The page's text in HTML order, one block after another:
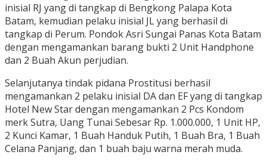
inisial RJ yang di tangkap di Bengkong Palapa Kota
Batam, kemudian pelaku inisial JL yang berhasil di
tangkap di Perum. Pondok Asri Sungai Panas Kota Batam
dengan mengamankan barang bukti 2 Unit Handphone
dan 2 Buah Akun perjudian.
Selanjutanya tindak pidana Prostitusi berhasil
mengamankan 2 pelaku inisial DA dan EF yang di tangkap
Hotel New Star dengan mengamankan 2 Pcs Kondom
merk Sutra, Uang Tunai Sebesar Rp. 1.000.000, 1 Unit HP,
2 Kunci Kamar, 1 Buah Handuk Putih, 1 Buah Bra, 1 Buah
Celana Panjang, dan 1 buah baju warna merah muda.